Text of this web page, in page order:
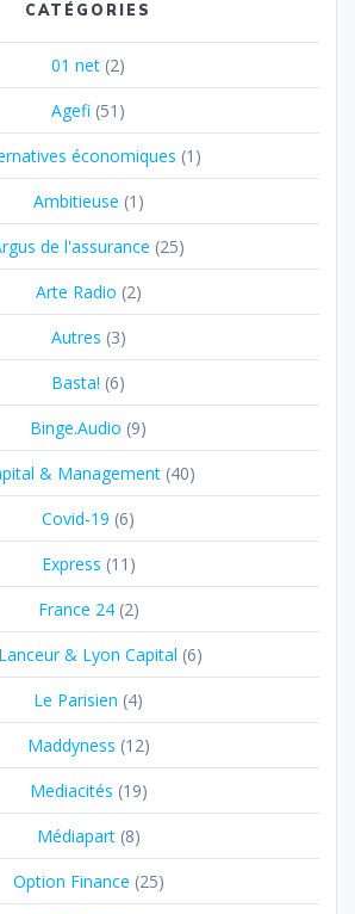
CATÉGORIES
01 net (2)
Agefi (51)
économiques (1)
Ambitieuse (1)
de l'assurance (25)
Arte Radio (2)
Autres (3)
Basta! (6)
Binge.Audio (9)
& Management(40)
Covid-19 (6)
Express (11)
France 24(2)
& Lyon Capital (6)
Le Parisien (4)
Maddyness (12)
Mediacités (19)
Médiapart(8)
Option Finance (25)